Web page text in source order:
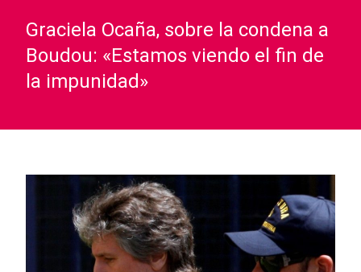
Graciela Ocaña, sobre la condena a
Boudou: «Estamos viendo el fin de
la impunidad»